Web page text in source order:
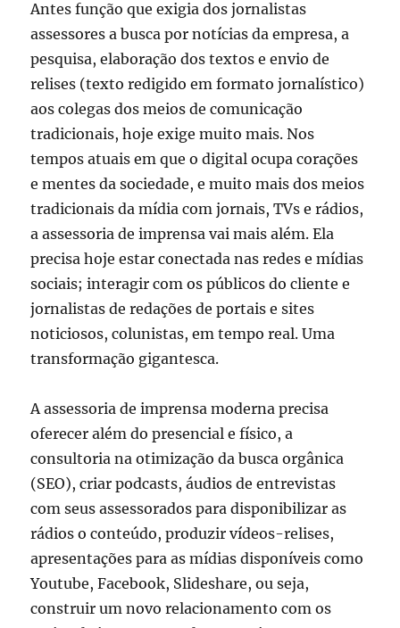
Antes função que exigia dos jornalistas
assessores a busca por notícias da empresa, a
pesquisa, elaboração dos textos e envio de
relises (texto redigido em formato jornalístico)
aos colegas dos meios de comunicação
tradicionais, hoje exige muito mais. Nos
tempos atuais em que o digital ocupa corações
e mentes da sociedade, e muito mais dos meios
tradicionais da mídia com jornais, TVs e rádios,
a assessoria de imprensa vai mais além. Ela
precisa hoje estar conectada nas redes e mídias
sociais; interagir com os públicos do cliente e
jornalistas de redações de portais e sites
noticiosos, colunistas, em tempo real. Uma
transformação gigantesca.
A assessoria de imprensa moderna precisa
oferecer além do presencial e físico, a
consultoria na otimização da busca orgânica
(SEO), criar podcasts, áudios de entrevistas
com seus assessorados para disponibilizar as
rádios o conteúdo, produzir vídeos-relises,
apresentações para as mídias disponíveis como
Youtube, Facebook, Slideshare, ou seja,
construir um novo relacionamento com os